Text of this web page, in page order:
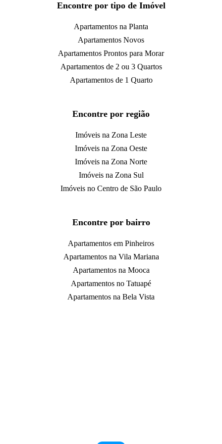
Encontre por tipo de Imóvel
Apartamentos na Planta
Apartamentos Novos
Apartamentos Prontos para Morar
Apartamentos de 2 ou 3 Quartos
Apartamentos de 1 Quarto
Encontre por região
Imóveis na Zona Leste
Imóveis na Zona Oeste
Imóveis na Zona Norte
Imóveis na Zona Sul
Imóveis no Centro de São Paulo
Encontre por bairro
Apartamentos em Pinheiros
Apartamentos na Vila Mariana
Apartamentos na Mooca
Apartamentos no Tatuapé
Apartamentos na Bela Vista